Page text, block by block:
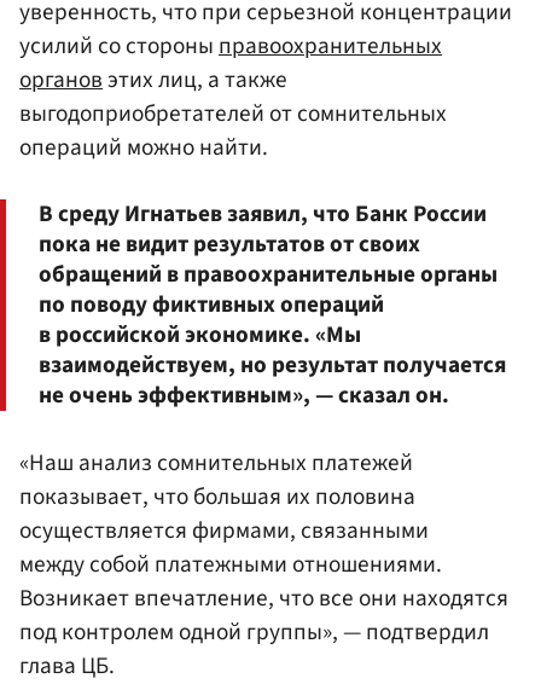
уверенность, что при серьезной концентрации
усилий со стороныправоохранительных
органовэтих лиц, а также
выгодоприобретателей от сомнительных
операций можно найти.
В среду Игнатьев заявил, что Банк России
пока не видит результатов от своих
обращений в правоохранительные органы
по поводу фиктивных операций
в российской экономике. «Мы
взаимодействуем, но результат получается
не очень эффективным», — сказал он.
«Наш анализ сомнительных платежей
показывает, что большая их половина
осуществляется фирмами, связанными
между собой платежными отношениями.
Возникает впечатление, что все они находятся
под контролем одной группы», — подтвердил
глава ЦБ.